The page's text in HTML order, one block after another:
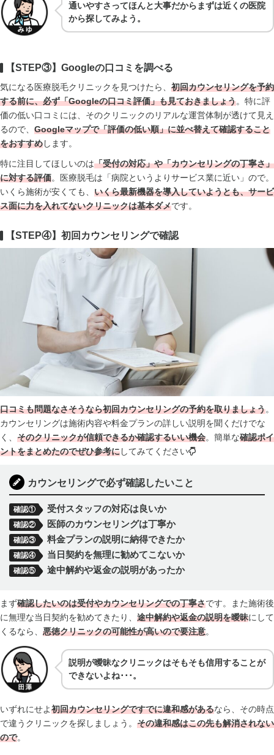
通いやすさってほんと大事だからまずは近くの医院
から探してみよう。
【STEP③】Googleの口コミを調べる
気になる医療脱毛クリニックを見つけたら、 初回カウンセリングを予約
する前に、必ず「Googleの口コミ評価」も見ておきましょう。特に評
価の低い口コミには、そのクリニックのリアルな運営体制が透けて見え
るので、 Googleマップで「評価の低い順」に並べ替えて確認すること
をおすすめします。
特に注目してほしいのは「受付の対応」や「カウンセリングの丁寧さ」
に対する評価。医療脱毛は「病院というよりサービス業に近い」ので。
いくら施術が安くても、 いくら最新機器を導入していようとも、サービ
ス面に力を入れてないクリニックは基本ダメです。
【STEP④】初回カウンセリングで確認
口コミも問題なさそうなら初回カウンセリングの予約を取りましょう。
カウンセリングは施術内容や料金プランの詳しい説明を聞くだけでな
く、 そのクリニックが信頼できるか確認するいい機会。簡単な確認ポイ
ントをまとめたのでぜひ参考にしてみてください
カウンセリングで必ず確認したいこと
確認① 受付スタッフの対応は良いか
確認② 医師のカウンセリングは丁寧か
確認③ 料金プランの説明に納得できたか
確認④ 当日契約を無理に勧めてこないか
確認⑤ 途中解約や返金の説明があったか
まず確認したいのは受付やカウンセリングでの丁寧さです。また施術後
に無理な当日契約を勧めてきたり、 途中解約や返金の説明を曖昧にして
くるなら、 悪徳クリニックの可能性が高いので要注意。
説明が曖昧なクリニックはそもそも信用することが
できないよね･･･。
いずれにせよ初回カウンセリングですでに違和感があるなら、その時点
で違うクリニックを探しましょう。 その違和感はこの先も解消されない
ので。